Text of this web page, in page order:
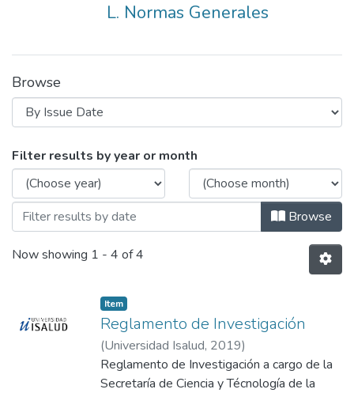
L. Normas Generales
Browse
Browsing Marco Normativo
Filter results by year or month
Browse
Now showing 1 - 4 of 4
Item
Reglamento de Investigación
(Universidad Isalud, 2019)
Reglamento de Investigación a cargo de la
Secretaría de Ciencia y Técnología de la